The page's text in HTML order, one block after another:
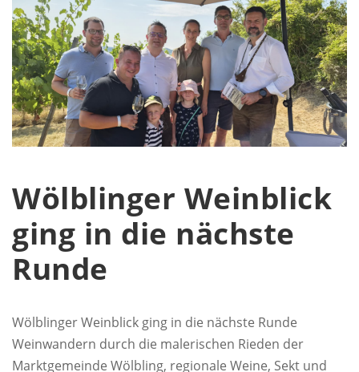
Wölblinger Weinblick
ging in die nächste
Runde
Wölblinger Weinblick ging in die nächste Runde
Weinwandern durch die malerischen Rieden der
Marktgemeinde Wölbling, regionale Weine, Sekt und